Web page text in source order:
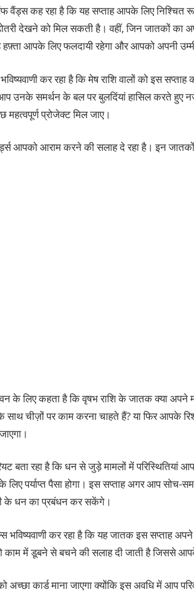
कह रहा है कि यह सप्ताह आपके लिए निश्चित
देखने को मिल सकती है। वहीं, जिन जातकों का
आपके लिए फलदायी रहेगा और आपको अपनी
कर रहा है कि मेष राशि वालों को इस
आप उनके समर्थन के बल पर बुलदिंयां हासिल करते
प्रोजेक्ट मिल जाए।
आपको आराम करने की सलाह दे रहा है। इन
के लिए कहता है कि वृषभ राशि के जातक क्या
साथ चीज़ों पर काम करना चाहते हैं? या फिर आपके
बता रहा है कि धन से जुड़े मामलों में परिस्थितियां
पर्याप्त पैसा होगा। इस सप्ताह अगर आप
के धन का प्रबंधन कर सकेंगे।
कर रहा है कि यह जातक इस सप्ताह
काम में डूबने से बचने की सलाह दी जाती है जिससे
कार्ड माना जाएगा क्योंकि इस अवधि में आप